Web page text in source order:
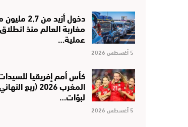
دخول أزيد من 2,7
مغاربة العالم منذ انطلاق
عملية…
5 أغسطس 2026
كأس أمم إفريقيا
المغرب 2026 (ربع
لبؤات…
5 أغسطس 2026